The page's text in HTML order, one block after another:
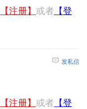
【注册】 或者 【登
发私信
【注册】 或者 【登